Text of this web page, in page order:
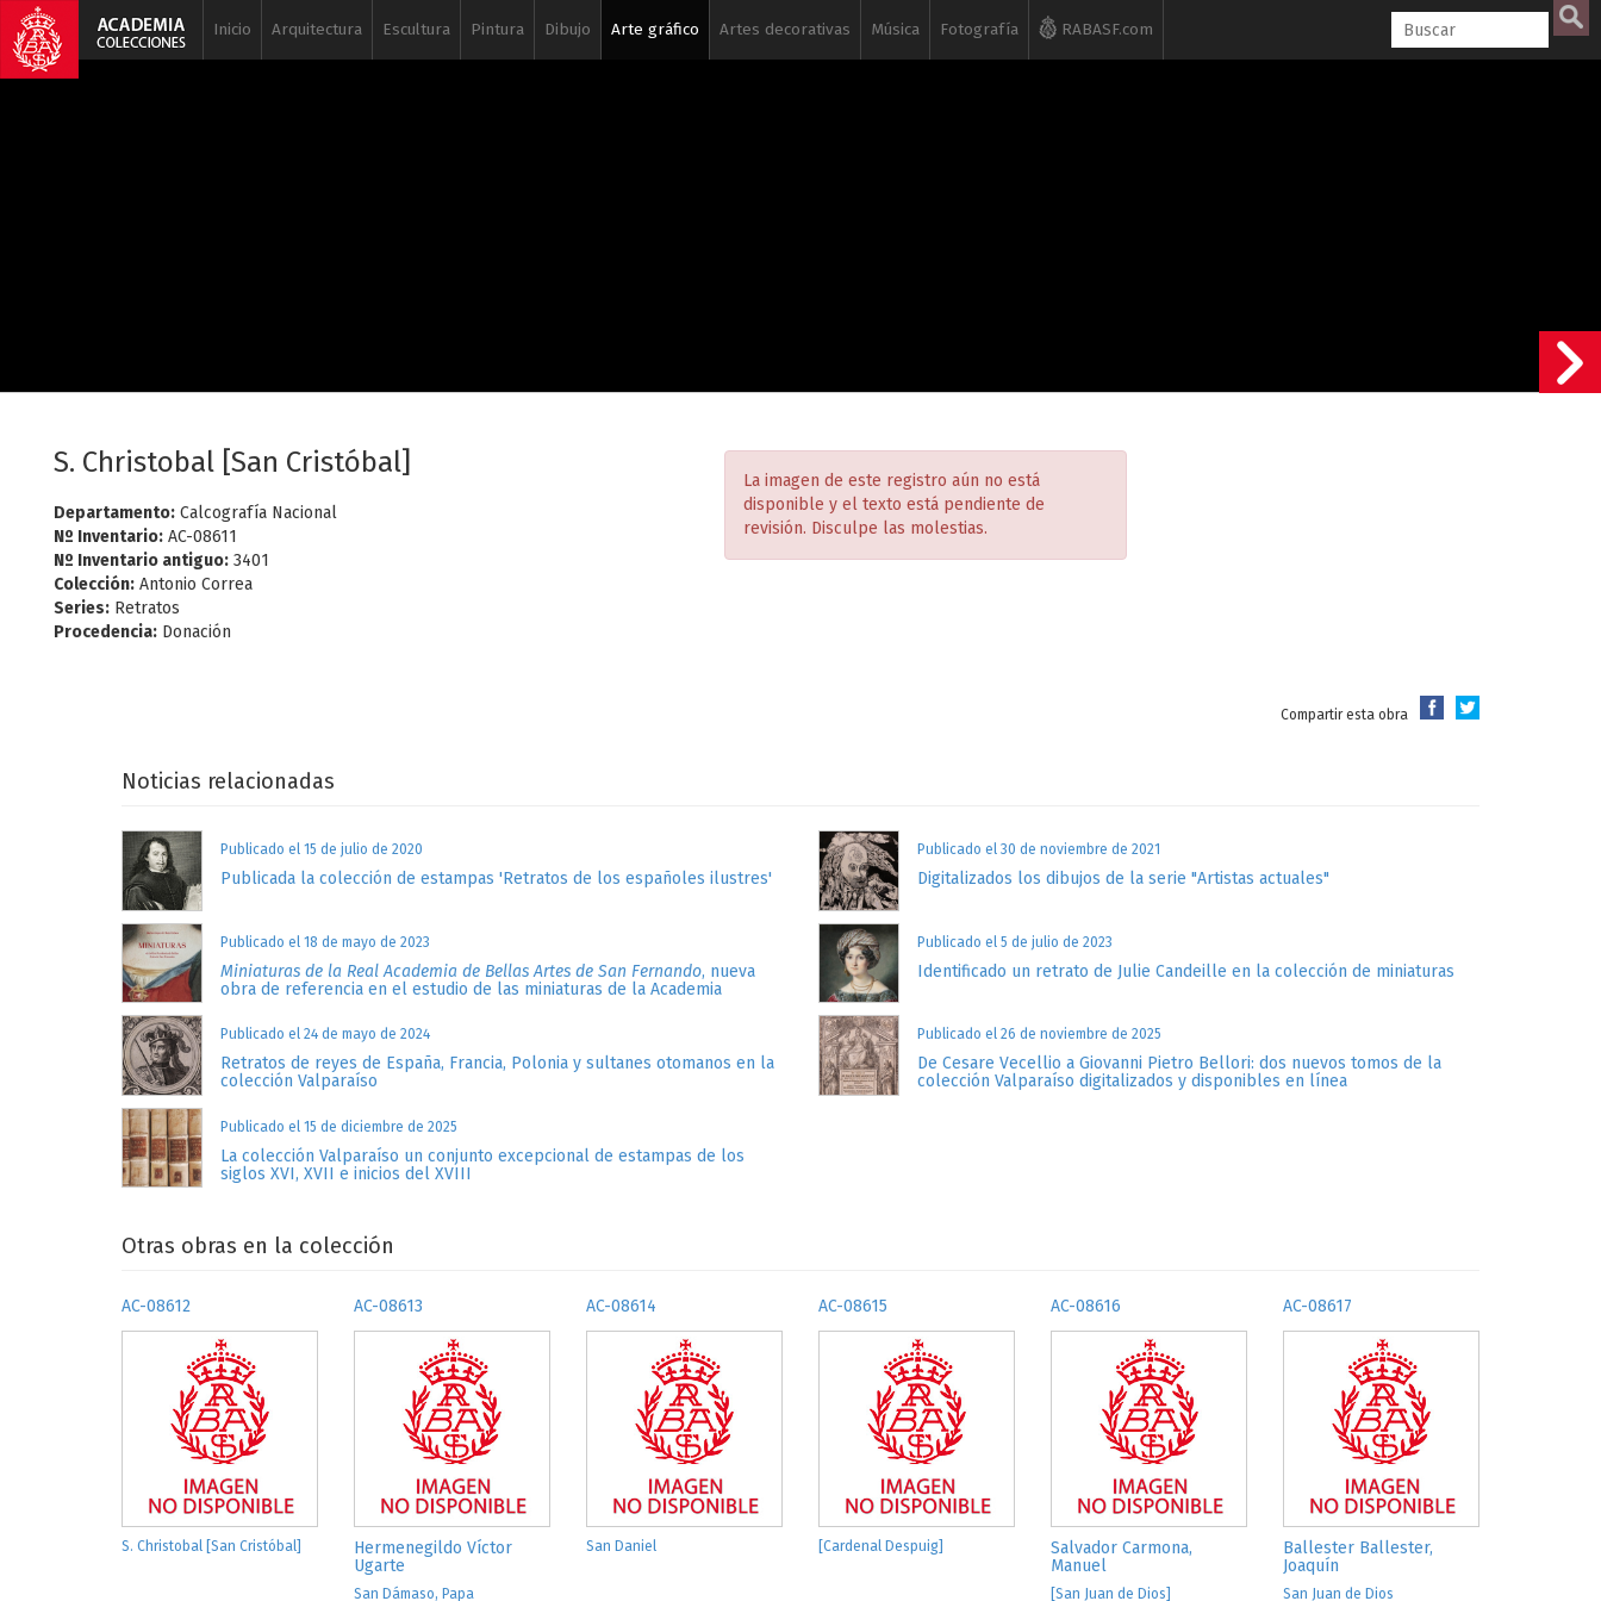
Inicio Arquitectura Escultura Pintura Dibujo Arte gráfico Artes decorativas Música Fotografía RABASF.com
S. Christobal [San Cristóbal]
Departamento: Calcografía Nacional
Nº Inventario: AC-08611
Nº Inventario antiguo: 3401
Colección: Antonio Correa
Series: Retratos
Procedencia: Donación
La imagen de este registro aún no está
disponible y el texto está pendiente de
revisión. Disculpe las molestias.
Compartir esta obra
Noticias relacionadas
Publicado el 15 de julio de 2020
Publicada la colección de estampas 'Retratos de los españoles ilustres'
Publicado el 30 de noviembre de 2021
Digitalizados los dibujos de la serie "Artistas actuales"
Publicado el 18 de mayo de 2023
Miniaturas de la Real Academia de Bellas Artes de San Fernando, nueva
obra de referencia en el estudio de las miniaturas de la Academia
Publicado el 5 de julio de 2023
Identificado un retrato de Julie Candeille en la colección de miniaturas
Publicado el 24 de mayo de 2024
Retratos de reyes de España, Francia, Polonia y sultanes otomanos en la
colección Valparaíso
Publicado el 26 de noviembre de 2025
De Cesare Vecellio a Giovanni Pietro Bellori: dos nuevos tomos de la
colección Valparaíso digitalizados y disponibles en línea
Publicado el 15 de diciembre de 2025
La colección Valparaíso un conjunto excepcional de estampas de los
siglos XVI, XVII e inicios del XVIII
Otras obras en la colección
AC-08612
S. Christobal [San Cristóbal]
AC-08613
Hermenegildo Víctor
Ugarte
San Dámaso, Papa
AC-08614
San Daniel
AC-08615
[Cardenal Despuig]
AC-08616
Salvador Carmona,
Manuel
[San Juan de Dios]
AC-08617
Ballester Ballester,
Joaquín
San Juan de Dios